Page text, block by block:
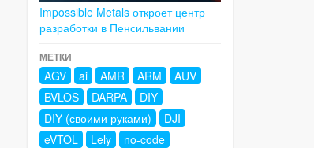
Impossible Metals откроет центр
разработки в Пенсильвании
МЕТКИ
AGV ai AMR ARM
AUV
BVLOS
DARPA
DIY
DIY (своими руками)
DJI
eVTOL
Lely
no-code